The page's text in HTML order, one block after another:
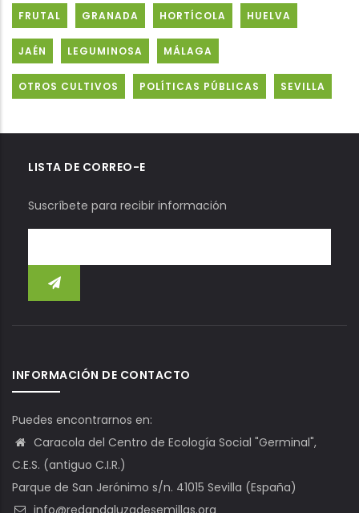
FRUTAL GRANADA HORTÍCOLA HUELVA
JAÉN LEGUMINOSA MÁLAGA
OTROS CULTIVOS POLÍTICAS PÚBLICAS SEVILLA
LISTA DE CORREO-E
Suscríbete para recibir información
INFORMACIÓN DE CONTACTO
Puedes encontrarnos en:
Caracola del Centro de Ecología Social "Germinal",
C.E.S. (antiguo C.I.R.)
Parque de San Jerónimo s/n. 41015 Sevilla (España)